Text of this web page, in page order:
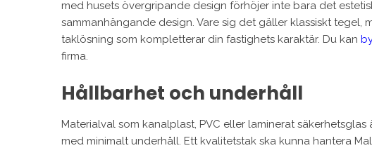
med husets övergripande design förhöjer inte bara det
sammanhängande design. Vare sig det gäller klassiskt
taklösning som kompletterar din fastighets karaktär. Du kan
firma.
Hållbarhet och underhåll
Materialval som kanalplast, PVC eller laminerat
med minimalt underhåll. Ett kvalitetstak ska kunna hantera